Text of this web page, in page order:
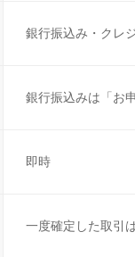
銀行振込み・クレ
銀行振込みは「お
即時
一度確定した取引